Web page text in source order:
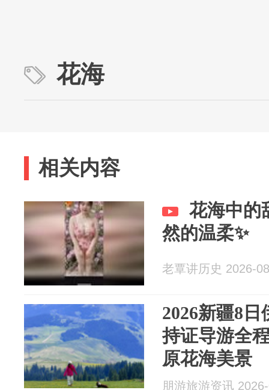
花海
相关内容
花海中的
然的温柔✨
老覃讲历史 2026-
2026新疆8
持证导游全
原花海美景
朋游旅游资讯